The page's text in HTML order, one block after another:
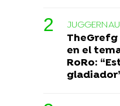
en el
RoRo: